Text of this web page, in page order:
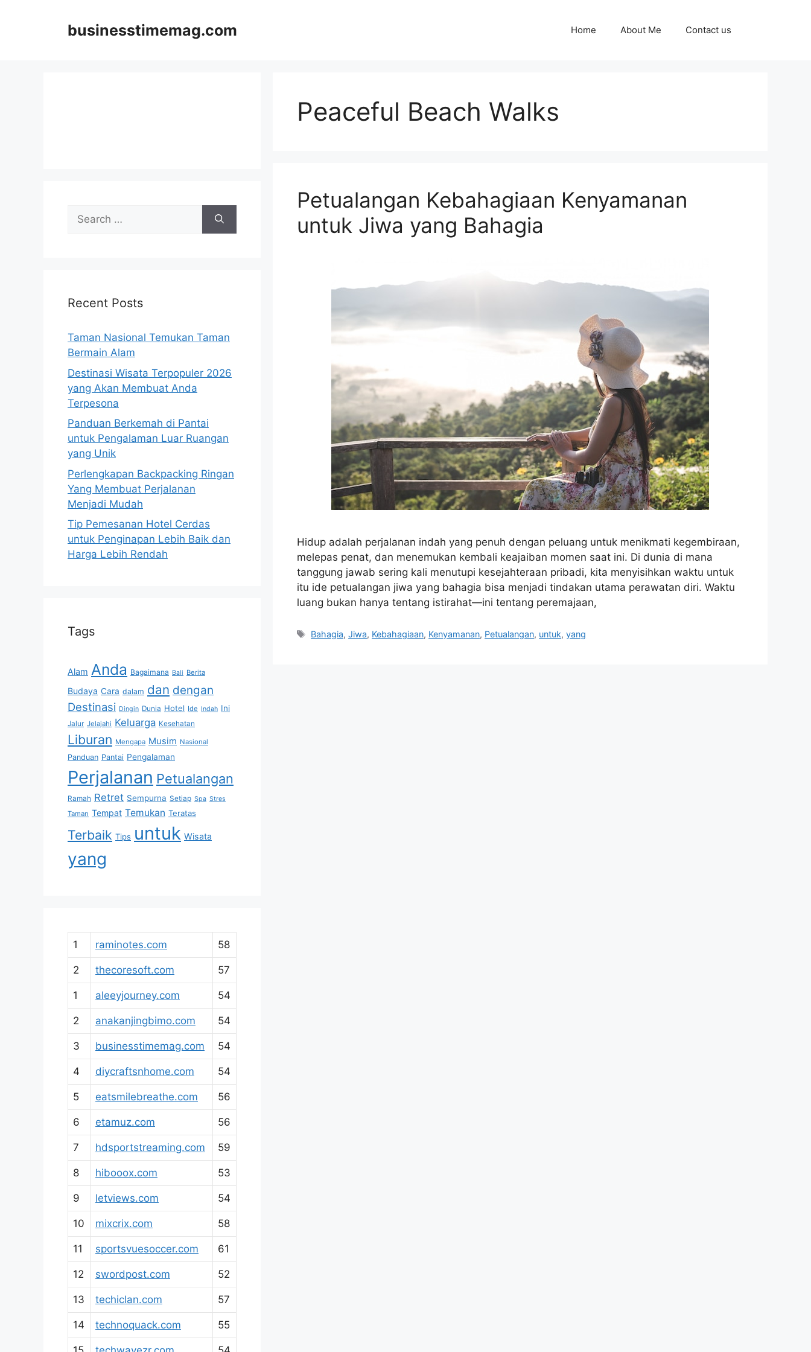
businesstimemag.com Home About Me Contact us
Peaceful Beach Walks
Petualangan Kebahagiaan Kenyamanan
untuk Jiwa yang Bahagia
Hidup adalah perjalanan indah yang penuh dengan peluang untuk menikmati kegembiraan,
melepas penat, dan menemukan kembali keajaiban momen saat ini. Di dunia di mana
tanggung jawab sering kali menutupi kesejahteraan pribadi, kita menyisihkan waktu untuk
itu ide petualangan jiwa yang bahagia bisa menjadi tindakan utama perawatan diri. Waktu
luang bukan hanya tentang istirahat—ini tentang peremajaan,
Tags
Bahagia,Jiwa, Kebahagiaan, Kenyamanan, Petualangan, untuk,yang
Search
for:
Recent Posts
Taman Nasional Temukan Taman
Bermain Alam
Destinasi Wisata Terpopuler 2026
yang Akan Membuat Anda
Terpesona
Panduan Berkemah di Pantai
untuk Pengalaman Luar Ruangan
yang Unik
Perlengkapan Backpacking Ringan
Yang Membuat Perjalanan
Menjadi Mudah
Tip Pemesanan Hotel Cerdas
untuk Penginapan Lebih Baik dan
Harga Lebih Rendah
Tags
Alam Anda Bagaimana Bali Berita
Budaya Cara dalam dan dengan
Destinasi Dingin Dunia Hotel Ide Indah Ini
Jalur Jelajahi Keluarga Kesehatan
Liburan Mengapa Musim Nasional
Panduan Pantai Pengalaman
Perjalanan Petualangan
Ramah Retret Sempurna Setiap Spa Stres
Taman Tempat Temukan Teratas
Terbaik Tips untuk Wisata
yang
1 raminotes.com 58
2 thecoresoft.com 57
1 aleeyjourney.com 54
2 anakanjingbimo.com 54
3 businesstimemag.com 54
4 diycraftsnhome.com 54
5 eatsmilebreathe.com 56
6 etamuz.com 56
7 hdsportstreaming.com 59
8 hibooox.com 53
9 letviews.com 54
10 mixcrix.com 58
11 sportsvuesoccer.com 61
12 swordpost.com 52
13 techiclan.com 57
14 technoquack.com 55